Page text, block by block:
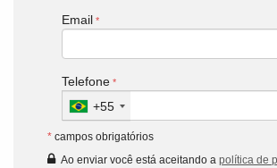
Email
Telefone
+55
* campos obrigatórios
Ao enviar você está aceitando a política de